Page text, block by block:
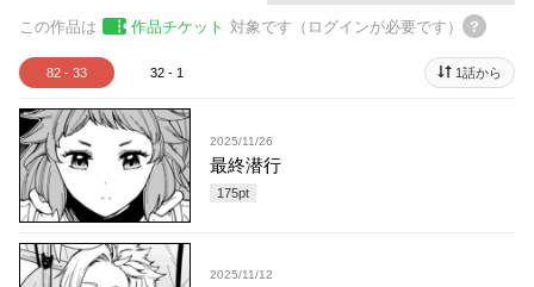
この作品は 作品チケット 対象です（ログインが必要です）
82 - 33 32 - 1 1話から
2025/11/26
最終潜行
175pt
2025/11/12